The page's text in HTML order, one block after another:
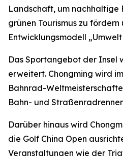
Landschaft, um
grünen Tourismus zu fördern
Entwicklungsmodell
Das Sportangebot der Insel
erweitert. Chongming wird
Bahnrad-
Bahn- und
Darüber hinaus wird
die Golf China Open
Veranstaltungen wie der